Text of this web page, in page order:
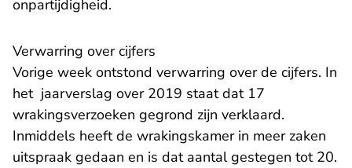
onpartijdigheid.
Verwarring over cijfers
Vorige week ontstond verwarring - U verlaat
over de cijfers. In
het jaarverslag over 2019 staat dat 17
wrakingsverzoeken gegrond zijn verklaard.
Inmiddels heeft de wrakingskamer in meer zaken
uitspraak gedaan en is dat aantal gestegen tot 20.